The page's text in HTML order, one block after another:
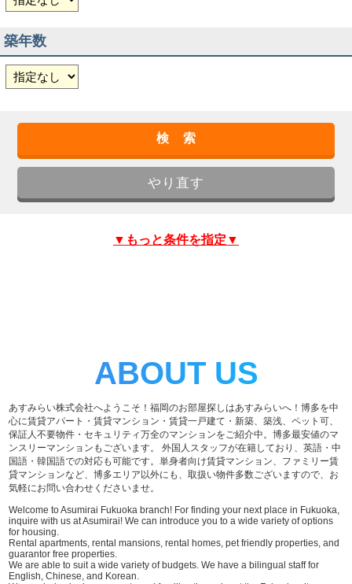
築年数
▼もっと条件を指定▼
ABOUT US
あすみらい株式会社へようこそ！福岡のお部屋探しはあすみらいへ！博多を中
心に賃貸アパート・賃貸マンション・賃貸一戸建て・新築、築浅、ペット可、
保証人不要物件・セキュリティ万全のマンションをご紹介中。博多最安値のマ
ンスリーマンションもございます。 外国人スタッフが在籍しており、英語・中
国語・韓国語での対応も可能です。単身者向け賃貸マンション、ファミリー賃
貸マンションなど、博多エリア以外にも、取扱い物件多数ございますので、お
気軽にお問い合わせくださいませ。
Welcome to Asumirai Fukuoka branch! For finding your next place in Fukuoka,
inquire with us at Asumirai! We can introduce you to a wide variety of options
for housing.
Rental apartments, rental mansions, rental homes, pet friendly properties, and
guarantor free properties.
We are able to suit a wide variety of budgets. We have a bilingual staff for
English, Chinese, and Korean.